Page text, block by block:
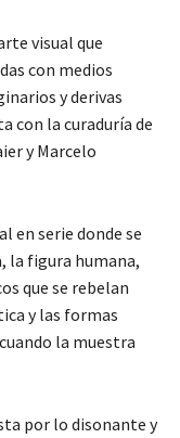
visual que
con medios
y derivas
con la curaduría de
y Marcelo
en serie donde se
la figura humana,
que se rebelan
y las formas
la muestra
por lo disonante y